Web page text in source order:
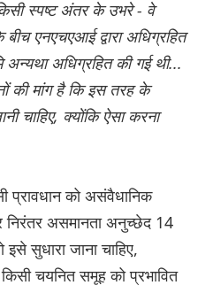
किसी स्पष्ट अंतर के उभरे - वे
एनएचएआई द्वारा अधिग्रहित
अधिग्रहित की गई थी...
की मांग है कि इस तरह के
चाहिए, क्योंकि ऐसा करना
प्रावधान को असंवैधानिक
निरंतर असमानता अनुच्छेद 14
सुधारा जाना चाहिए,
चयनित समूह को प्रभावित